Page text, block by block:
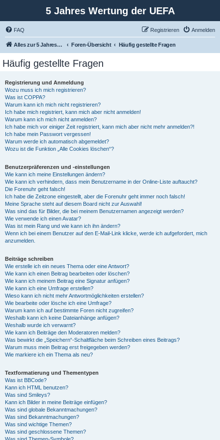
5 Jahres Wertung der UEFA
FAQ Anmelden
Registrieren
Alles zur 5 Jahreswertung / Tabelle der UEFA mit vielen Statistiken. Foren-Übersicht Häufig gestellte Fragen
Häufig gestellte Fragen
Registrierung und Anmeldung
Wozu muss ich mich registrieren?
Was ist COPPA?
Warum kann ich mich nicht registrieren?
Ich habe mich registriert, kann mich aber nicht anmelden!
Warum kann ich mich nicht anmelden?
Ich habe mich vor einiger Zeit registriert, kann mich aber nicht mehr anmelden?!
Ich habe mein Passwort vergessen!
Warum werde ich automatisch abgemeldet?
Wozu ist die Funktion „Alle Cookies löschen“?
Benutzerpräferenzen und -einstellungen
Wie kann ich meine Einstellungen ändern?
Wie kann ich verhindern, dass mein Benutzername in der Online-Liste auftaucht?
Die Forenuhr geht falsch!
Ich habe die Zeitzone eingestellt, aber die Forenuhr geht immer noch falsch!
Meine Sprache steht auf diesem Board nicht zur Auswahl!
Was sind das für Bilder, die bei meinem Benutzernamen angezeigt werden?
Wie verwende ich einen Avatar?
Was ist mein Rang und wie kann ich ihn ändern?
Wenn ich bei einem Benutzer auf den E-Mail-Link klicke, werde ich aufgefordert, mich
anzumelden.
Beiträge schreiben
Wie erstelle ich ein neues Thema oder eine Antwort?
Wie kann ich einen Beitrag bearbeiten oder löschen?
Wie kann ich meinem Beitrag eine Signatur anfügen?
Wie kann ich eine Umfrage erstellen?
Wieso kann ich nicht mehr Antwortmöglichkeiten erstellen?
Wie bearbeite oder lösche ich eine Umfrage?
Warum kann ich auf bestimmte Foren nicht zugreifen?
Weshalb kann ich keine Dateianhänge anfügen?
Weshalb wurde ich verwarnt?
Wie kann ich Beiträge den Moderatoren melden?
Was bewirkt die „Speichern“-Schaltfläche beim Schreiben eines Beitrags?
Warum muss mein Beitrag erst freigegeben werden?
Wie markiere ich ein Thema als neu?
Textformatierung und Thementypen
Was ist BBCode?
Kann ich HTML benutzen?
Was sind Smileys?
Kann ich Bilder in meine Beiträge einfügen?
Was sind globale Bekanntmachungen?
Was sind Bekanntmachungen?
Was sind wichtige Themen?
Was sind geschlossene Themen?